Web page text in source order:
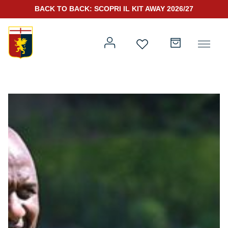
Prima squadra
Genoa for Special
Training
Rappresentanza
Kit Gara 25/26
BACK TO BACK: SCOPRI IL KIT AWAY 2026/27